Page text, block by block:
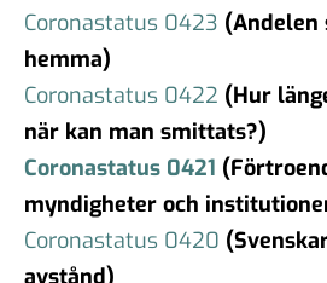
Coronastatus 0423 (Andelen
hemma)
Coronastatus 0422 (Hur
när kan man smittats?)
Coronastatus 0421
myndigheter och
Coronastatus 0420
avstånd)